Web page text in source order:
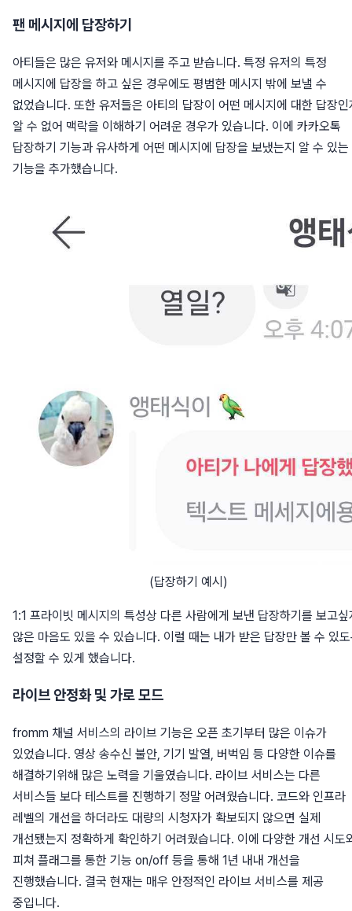
팬 메시지에 답장하기
아티들은 많은 유저와 메시지를 주고 받습니다. 특정 유저의 특정
메시지에 답장을 하고 싶은 경우에도 평범한 메시지 밖에 보낼 수
없었습니다. 또한 유저들은 아티의 답장이 어떤 메시지에 대한 답장인
알 수 없어 맥락을 이해하기 어려운 경우가 있습니다. 이에 카카오톡
답장하기 기능과 유사하게 어떤 메시지에 답장을 보냈는지 알 수 있는
기능을 추가했습니다.
(답장하기 예시)
1:1 프라이빗 메시지의 특성상 다른 사람에게 보낸 답장하기를 보고싶
않은 마음도 있을 수 있습니다. 이럴 때는 내가 받은 답장만 볼 수 있
설정할 수 있게 했습니다.
라이브 안정화 및 가로 모드
fromm 채널 서비스의 라이브 기능은 오픈 초기부터 많은 이슈가
있었습니다. 영상 송수신 불안, 기기 발열, 버벅임 등 다양한 이슈를
해결하기위해 많은 노력을 기울였습니다. 라이브 서비스는 다른
서비스들 보다 테스트를 진행하기 정말 어려웠습니다. 코드와 인프라
레벨의 개선을 하더라도 대량의 시청자가 확보되지 않으면 실제
개선됐는지 정확하게 확인하기 어려웠습니다. 이에 다양한 개선 시도
피쳐 플래그를 통한 기능 on/off 등을 통해 1년 내내 개선을
진행했습니다. 결국 현재는 매우 안정적인 라이브 서비스를 제공
중입니다.